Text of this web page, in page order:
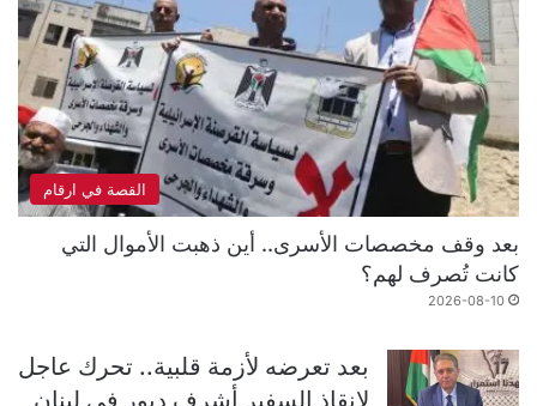
القصة في ارقام
بعد وقف مخصصات الأسرى.. أين ذهبت الأموال التي
كانت تُصرف لهم؟
2026-08-10
بعد تعرضه لأزمة قلبية.. تحرك عاجل